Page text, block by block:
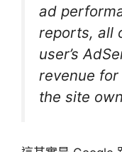
ad
reports, all
user’s
revenue
the site